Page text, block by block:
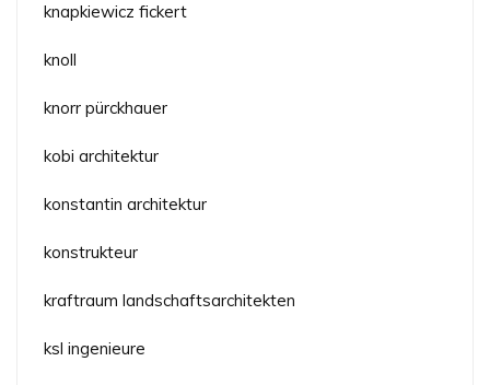
knapkiewicz fickert
knoll
knorr pürckhauer
kobi architektur
konstantin architektur
konstrukteur
kraftraum landschaftsarchitekten
ksl ingenieure